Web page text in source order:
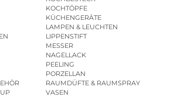
KOCHTÖPFE
KÜCHENGERÄTE
LAMPEN & LEUCHTEN
LIPPENSTIFT
MESSER
NAGELLACK
PEELING
PORZELLAN
RAUMDÜFTE & RAUMSPRAY
VASEN